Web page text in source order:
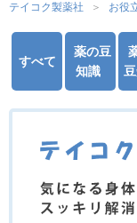
テイコク製薬社 お役
すべて
薬の豆
知識